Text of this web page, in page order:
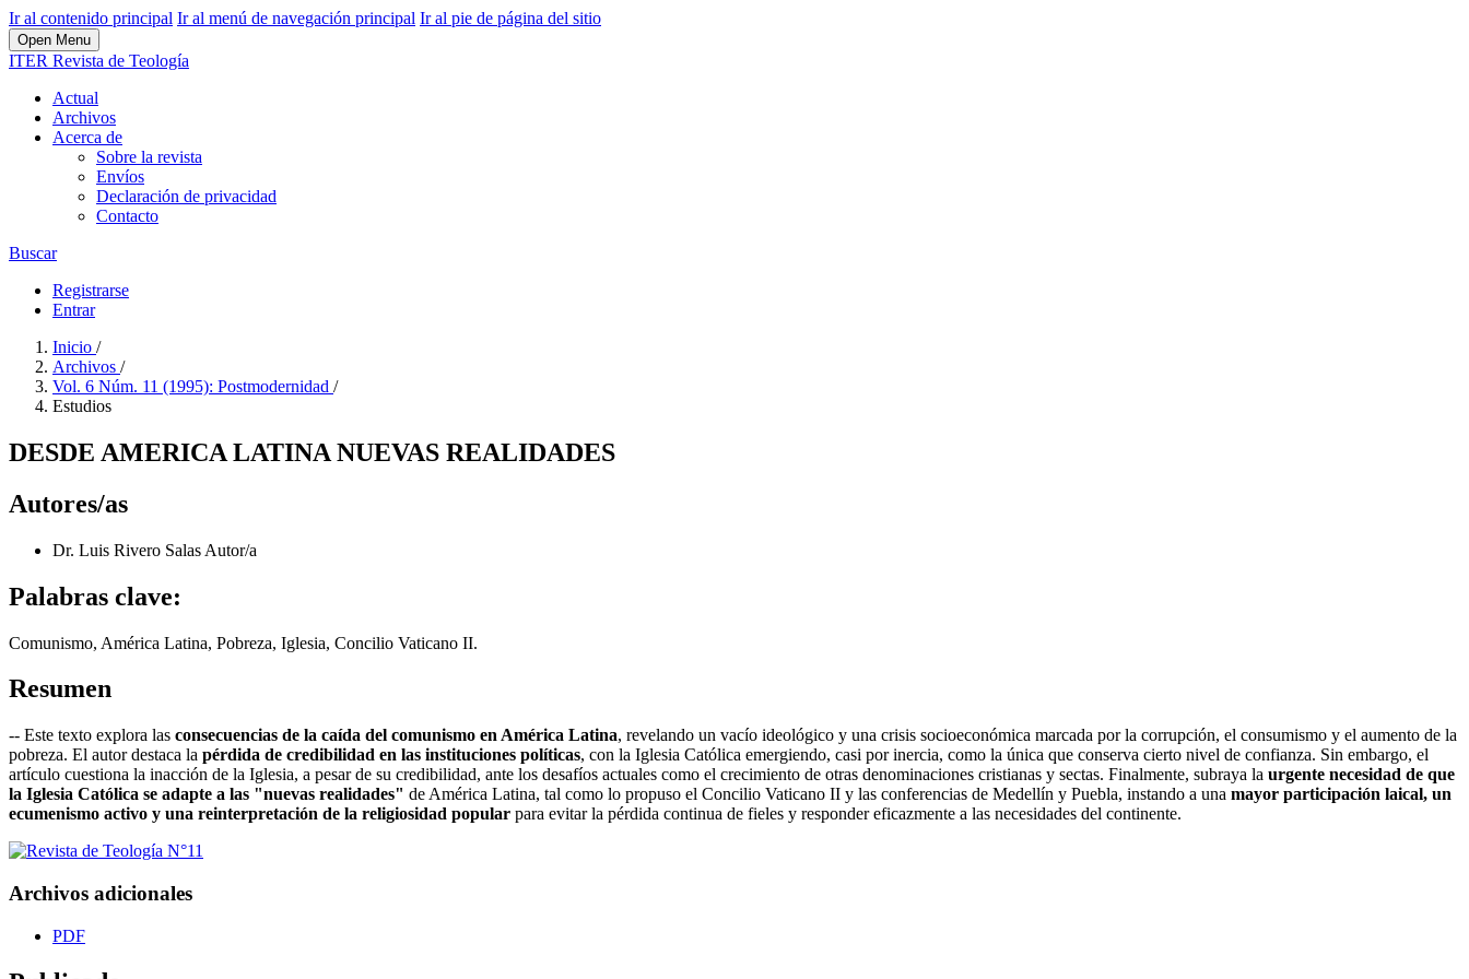
Ir al contenido principal Ir al menú de navegación principal Ir al pie de página del sitio
Open Menu
ITER Revista de Teología
Actual
Archivos
Acerca de
Sobre la revista
Envíos
Declaración de privacidad
Contacto
Buscar
Registrarse
Entrar
Inicio /
Archivos /
Vol. 6 Núm. 11 (1995): Postmodernidad /
Estudios
DESDE AMERICA LATINA NUEVAS REALIDADES
Autores/as
Dr. Luis Rivero Salas Autor/a
Palabras clave:
Comunismo, América Latina, Pobreza, Iglesia, Concilio Vaticano II.
Resumen
-- Este texto explora las consecuencias de la caída del comunismo en América Latina, revelando un vacío ideológico y una crisis socioeconómica marcada por la corrupción, el consumismo y el aumento de la
pobreza. El autor destaca la pérdida de credibilidad en las instituciones políticas, con la Iglesia Católica emergiendo, casi por inercia, como la única que conserva cierto nivel de confianza. Sin embargo, el
artículo cuestiona la inacción de la Iglesia, a pesar de su credibilidad, ante los desafíos actuales como el crecimiento de otras denominaciones cristianas y sectas. Finalmente, subraya la urgente necesidad de que
la Iglesia Católica se adapte a las "nuevas realidades" de América Latina, tal como lo propuso el Concilio Vaticano II y las conferencias de Medellín y Puebla, instando a una mayor participación laical, un
ecumenismo activo y una reinterpretación de la religiosidad popular para evitar la pérdida continua de fieles y responder eficazmente a las necesidades del continente.
Archivos adicionales
PDF